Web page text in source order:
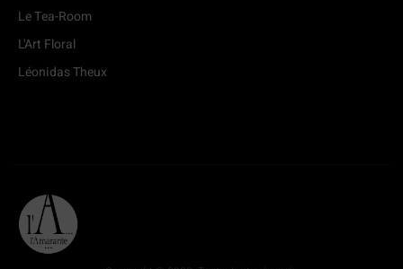
Le Tea-Room
L'Art Floral
Léonidas Theux